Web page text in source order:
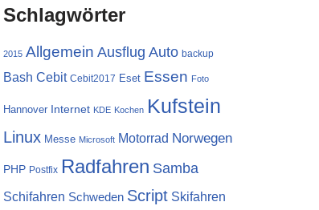
Schlagwörter
2015 Allgemein Ausflug Auto backup
Bash Cebit Cebit2017 Eset Essen Foto
Hannover Internet KDE Kochen Kufstein
Linux Messe Microsoft Motorrad Norwegen
PHP Postfix Radfahren Samba
Schifahren Schweden Script Skifahren